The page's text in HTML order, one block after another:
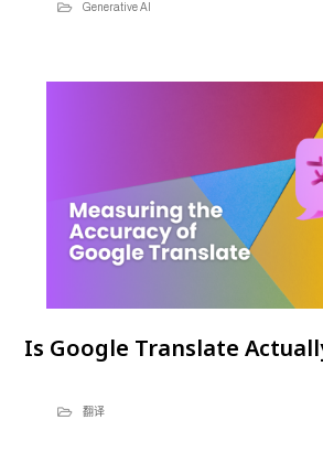
Generative AI
Is Google Translate
翻译